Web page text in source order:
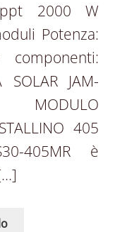
2000 W
Potenza:
JAM-
405
405MR è